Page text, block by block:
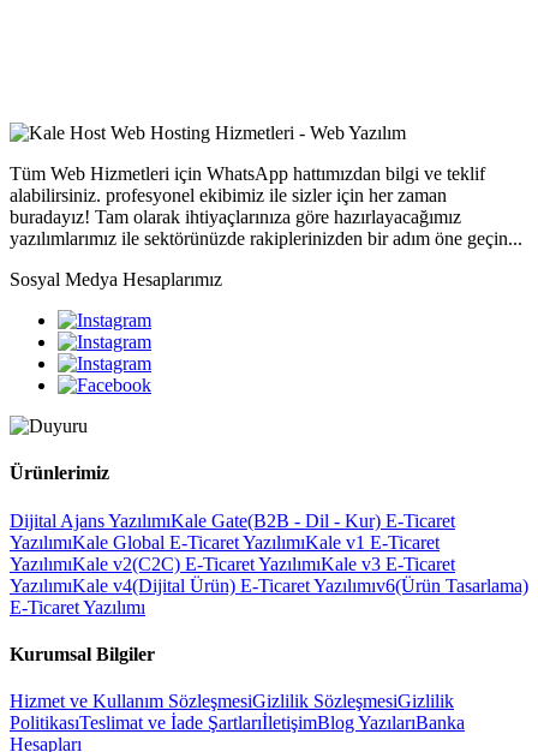
Tüm Web Hizmetleri için WhatsApp hattımızdan bilgi ve teklif
alabilirsiniz. profesyonel ekibimiz ile sizler için her zaman
buradayız! Tam olarak ihtiyaçlarınıza göre hazırlayacağımız
yazılımlarımız ile sektörünüzde rakiplerinizden bir adım öne geçin...
Sosyal Medya Hesaplarımız
Ürünlerimiz
Dijital Ajans YazılımıKale Gate(B2B - Dil - Kur) E-Ticaret
YazılımıKale Global E-Ticaret YazılımıKale v1 E-Ticaret
YazılımıKale v2(C2C) E-Ticaret YazılımıKale v3 E-Ticaret
YazılımıKale v4(Dijital Ürün) E-Ticaret Yazılımıv6(Ürün Tasarlama)
E-Ticaret Yazılımı
Kurumsal Bilgiler
Hizmet ve Kullanım SözleşmesiGizlilik SözleşmesiGizlilik
PolitikasıTeslimat ve İade ŞartlarıİletişimBlog YazılarıBanka
Hesapları